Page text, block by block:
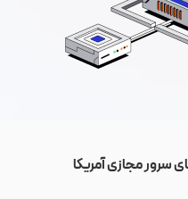
مجازی آمریکا